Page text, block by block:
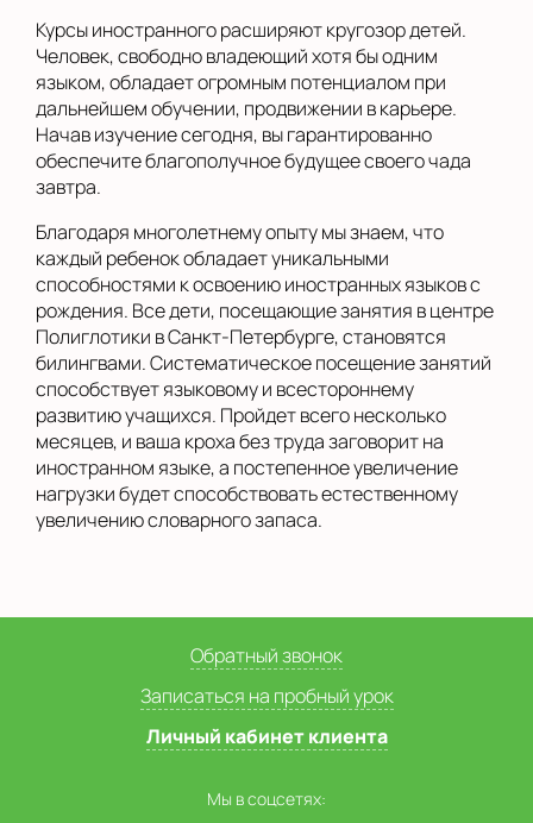
Курсы иностранного расширяют кругозор детей.
Человек, свободно владеющий хотя бы одним
языком, обладает огромным потенциалом при
дальнейшем обучении, продвижении в карьере.
Начав изучение сегодня, вы гарантированно
обеспечите благополучное будущее своего чада
завтра.
Благодаря многолетнему опыту мы знаем, что
каждый ребенок обладает уникальными
способностями к освоению иностранных языков с
рождения. Все дети, посещающие занятия в центре
Полиглотики в Санкт-Петербурге, становятся
билингвами. Систематическое посещение занятий
способствует языковому и всестороннему
развитию учащихся. Пройдет всего несколько
месяцев, и ваша кроха без труда заговорит на
иностранном языке, а постепенное увеличение
нагрузки будет способствовать естественному
увеличению словарного запаса.
Обратный звонок
Записаться на пробный урок
Личный кабинет клиента
Мы в соцсетях: